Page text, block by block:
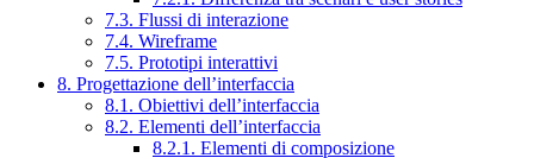
7.3. Flussi di interazione
7.4. Wireframe
7.5. Prototipi interattivi
8. Progettazione dell’interfaccia
8.1. Obiettivi dell’interfaccia
8.2. Elementi dell’interfaccia
8.2.1. Elementi di composizione